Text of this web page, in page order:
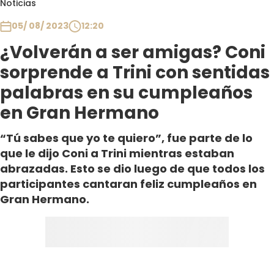
Noticias
05/ 08/ 2023
12:20
¿Volverán a ser amigas? Coni
sorprende a Trini con sentidas
palabras en su cumpleaños
en Gran Hermano
“Tú sabes que yo te quiero”, fue parte de lo
que le dijo Coni a Trini mientras estaban
abrazadas. Esto se dio luego de que todos los
participantes cantaran feliz cumpleaños en
Gran Hermano.
Club De La Comedia
Contigo en Directo
Plan Perfecto
El Tiempo
Sabingo
Todos Los Programas